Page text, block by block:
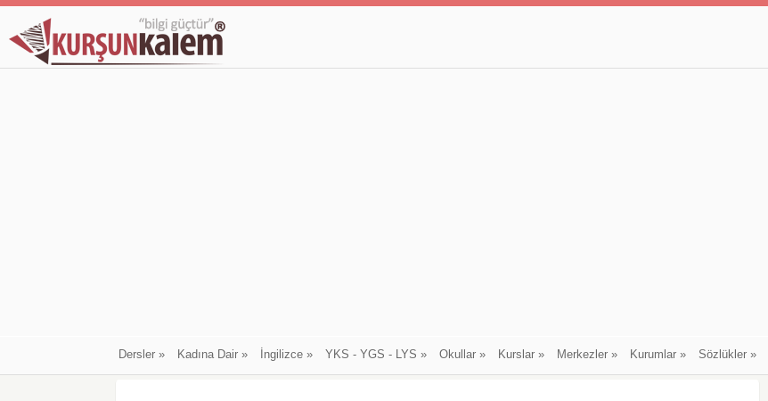
Dersler» Kadına Dair» İngilizce» YKS - YGS - LYS » Okullar» Kurslar» Merkezler» Kurumlar» Sözlükler»